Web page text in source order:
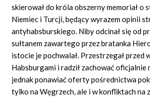
skierował do króla obszerny memoriał o
Niemiec i Turcji, będący wyrazem opinii
antyhabsburskiego. Niby odcinał się od
sułtanem zawartego przez bratanka
istocie je pochwalał. Przestrzegał przed
Habsburgami i radził zachować oficjalnie
jednak ponawiać oferty pośrednictwa
tylko na Węgrzech, ale i w konfliktach na